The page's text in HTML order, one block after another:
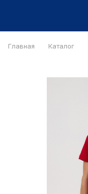
Главная Каталог